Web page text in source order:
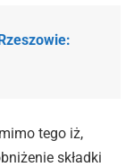
tego iż,
składki